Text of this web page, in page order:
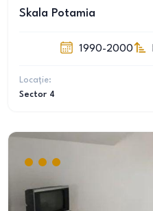
Skala Potamia
1990-2000
Locație:
Sector 4